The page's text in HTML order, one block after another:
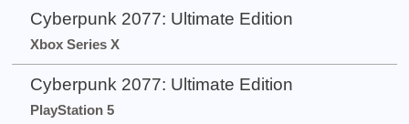
Cyberpunk 2077: Ultimate Edition
Xbox Series X
Cyberpunk 2077: Ultimate Edition
PlayStation 5